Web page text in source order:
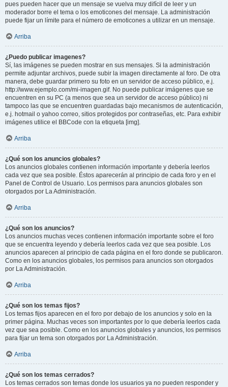
pues pueden hacer que un mensaje se vuelva muy difícil de leer y un
moderador borre el tema o los emoticones del mensaje. La administración
puede fijar un límite para el número de emoticones a utilizar en un mensaje.
Arriba
¿Puedo publicar imagenes?
Sí, las imágenes se pueden mostrar en sus mensajes. Si la administración
permite adjuntar archivos, puede subir la imagen directamente al foro. De otra
manera, debe guardar primero su foto en un servidor de acceso público, e.j.
http://www.ejemplo.com/mi-imagen.gif. No puede publicar imágenes que se
encuentren en su PC (a menos que sea un servidor de acceso público) ni
tampoco las que se encuentren guardadas bajo mecanismos de autenticación,
e.j. hotmail o yahoo correo, sitios protegidos por contraseñas, etc. Para exhibir
imágenes utilice el BBCode con la etiqueta [img].
Arriba
¿Qué son los anuncios globales?
Los anuncios globales contienen información importante y debería leerlos
cada vez que sea posible. Éstos aparecerán al principio de cada foro y en el
Panel de Control de Usuario. Los permisos para anuncios globales son
otorgados por La Administración.
Arriba
¿Qué son los anuncios?
Los anuncios muchas veces contienen información importante sobre el foro
que se encuentra leyendo y debería leerlos cada vez que sea posible. Los
anuncios aparecen al principio de cada página en el foro donde se publicaron.
Como en los anuncios globales, los permisos para anuncios son otorgados
por La Administración.
Arriba
¿Qué son los temas fijos?
Los temas fijos aparecen en el foro por debajo de los anuncios y solo en la
primer página. Muchas veces son importantes por lo que debería leerlos cada
vez que sea posible. Como en los anuncios globales y anuncios, los permisos
para fijar un tema son otorgados por La Administración.
Arriba
¿Qué son los temas cerrados?
Los temas cerrados son temas donde los usuarios ya no pueden responder y